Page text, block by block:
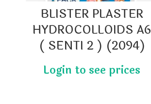
BLISTER PLASTER
HYDROCOLLOIDS A6
( SENTI 2 ) (2094)